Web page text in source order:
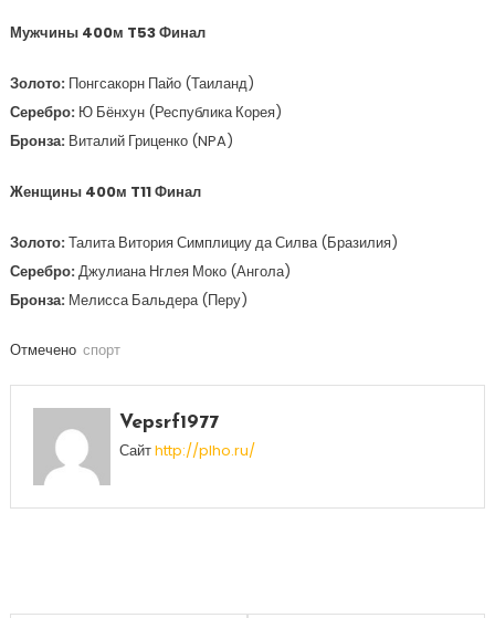
Мужчины 400м T53 Финал
Золото: Понгсакорн Пайо (Таиланд)
Серебро: Ю Бёнхун (Республика Корея)
Бронза: Виталий Гриценко (NPA)
Женщины 400м T11 Финал
Золото:Талита Витория Симплициу да Силва (Бразилия)
Серебро:Джулиана Нглея Моко (Ангола)
Бронза: Мелисса Бальдера (Перу)
Отмечено спорт
Vepsrf1977
Сайтhttp://plho.ru/